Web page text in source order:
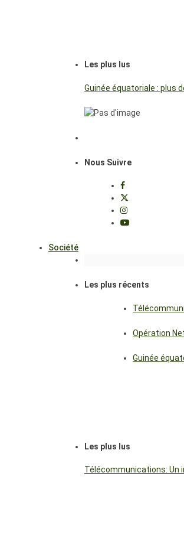
Les plus lus
Guinée équatoriale : plus
Nous Suivre
Société
Les plus récents
Opération
Guinée
Les plus lus
Télécommunications: Un